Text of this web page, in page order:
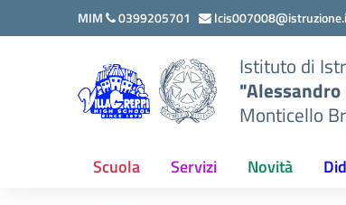
Vai ai contenuti
Vai al menu di navigazione
MIM 0399205701
Istituto di
"Alessandro
Monticello
Scuola Servizi Novità